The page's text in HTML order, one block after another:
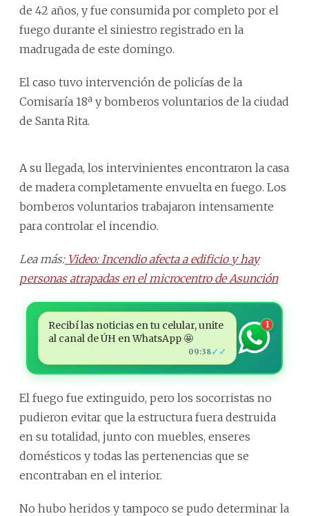
de 42 años, y fue consumida por completo por el
fuego durante el siniestro registrado en la
madrugada de este domingo.
El caso tuvo intervención de policías de la
Comisaría 18ª y bomberos voluntarios de la ciudad
de Santa Rita.
A su llegada, los intervinientes encontraron la casa
de madera completamente envuelta en fuego. Los
bomberos voluntarios trabajaron intensamente
para controlar el incendio.
Lea más:Video: Incendio afecta a edificio y hay
personas atrapadas en el microcentro de Asunción
Recibí las noticias en tu celular, unite
al canal de ÚH en WhatsApp 🤩
09:38✓✓
1
El fuego fue extinguido, pero los socorristas no
pudieron evitar que la estructura fuera destruida
en su totalidad, junto con muebles, enseres
domésticos y todas las pertenencias que se
encontraban en el interior.
No hubo heridos y tampoco se pudo determinar la